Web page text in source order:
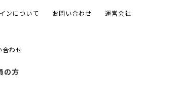
ンについて お問い合わせ 運営会社
合わせ
の方